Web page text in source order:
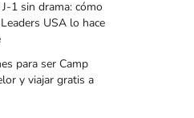
1 sin drama: cómo
USA lo hace
para ser Camp
y viajar gratis a